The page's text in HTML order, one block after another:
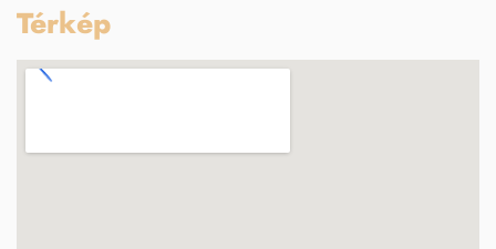
Térkép